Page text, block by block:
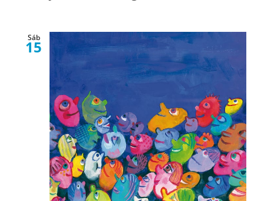
Sáb
15